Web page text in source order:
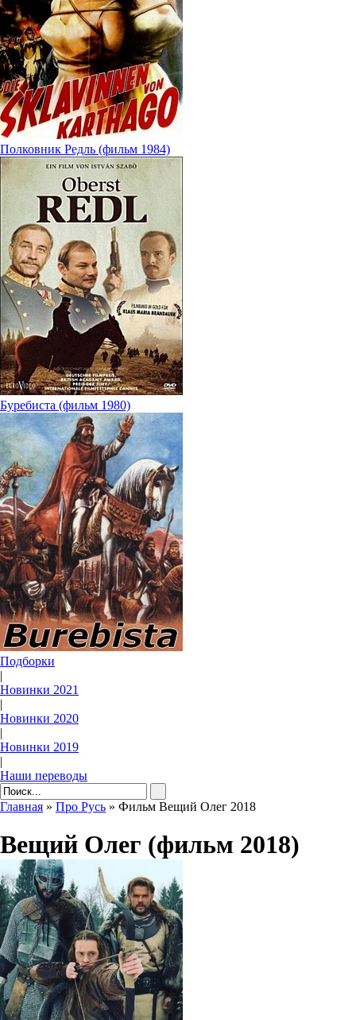
Полковник Редль (фильм 1984)
Буребиста (фильм 1980)
Подборки
|
Новинки 2021
|
Новинки 2020
|
Новинки 2019
|
Наши переводы
Главная » Про Русь » Фильм Вещий Олег 2018
Вещий Олег (фильм 2018)